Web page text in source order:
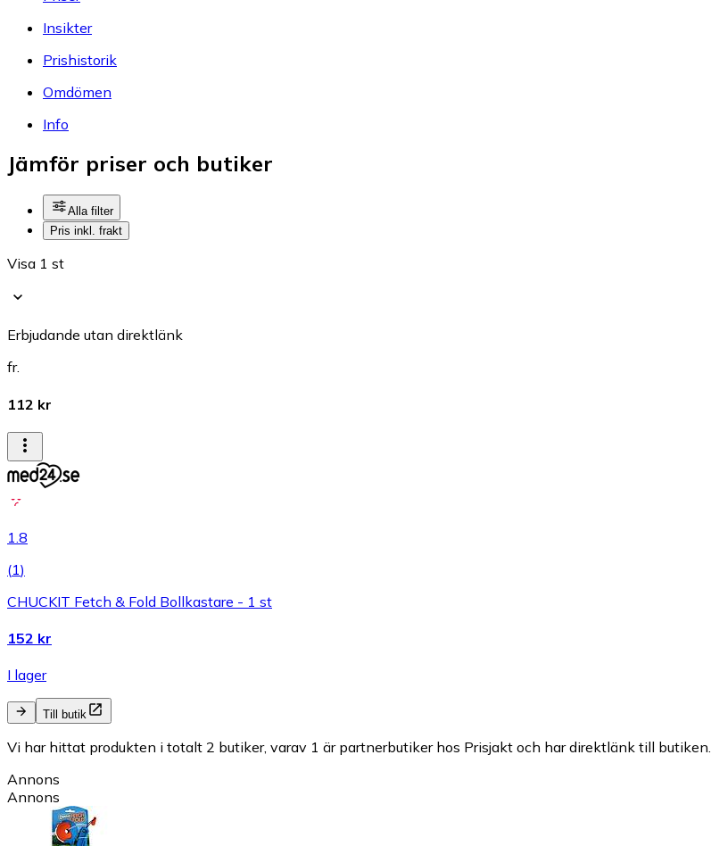
Insikter
Prishistorik
Omdömen
Info
Jämför priser och butiker
Alla filter
Pris inkl. frakt
Visa 1 st
Erbjudande utan direktlänk
fr.
112 kr
1.8
(1)
CHUCKIT Fetch & Fold Bollkastare - 1 st
152 kr
I lager
Till butik
Vi har hittat produkten i totalt 2 butiker, varav 1 är partnerbutiker hos Prisjakt och har direktlänk till butiken.
Annons
Annons